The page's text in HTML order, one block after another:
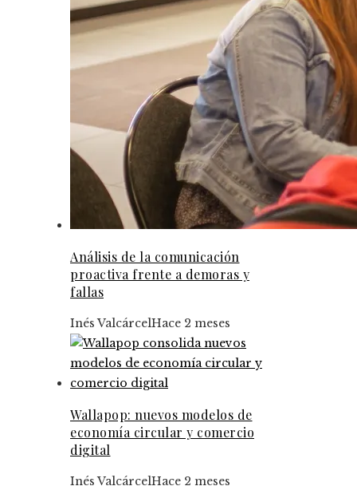
Análisis de la comunicación
proactiva frente a demoras y
fallas
Inés ValcárcelHace 2 meses
Wallapop: nuevos modelos de
economía circular y comercio
digital
Inés ValcárcelHace 2 meses